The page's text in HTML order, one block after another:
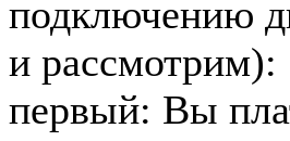
подключению
и рассмотрим):
первый: Вы